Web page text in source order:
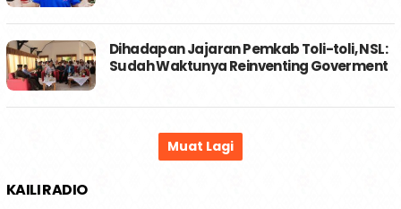
Dihadapan Jajaran Pemkab Toli-toli, NSL:
Sudah Waktunya Reinventing Goverment
KAILI RADIO